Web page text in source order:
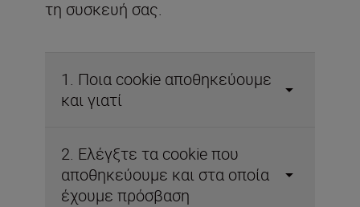
1. Ποια cookie αποθηκεύουμε
και γιατί
2. Ελέγξτε τα cookie που
αποθηκεύουμε και στα οποία
έχουμε πρόσβαση